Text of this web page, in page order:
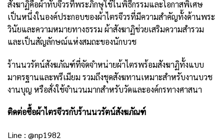
สังฆาฏิคือผ้าทับจีวรที่พระภิกษุใช้ในพิธีกรรมและโอกาสพิเศษ
เป็นหนึ่งในองค์ประกอบของผ้าไตรจีวรที่มีความสำคัญทั้งด้านพระ
วินัยและความหมายทางธรรม ผ้าสังฆาฏิช่วยเสริมความสำรวม
และเป็นสัญลักษณ์แห่งสมถะของนักบวช
ร้านนวรัตน์สังฆภัณฑ์ที่จัดจำหน่ายผ้าไตรพร้อมสังฆาฏิทั้งแบบ
มาตรฐานและพรีเมียม รวมถึงชุดสังฆทานเหมาะสำหรับงานบวช
งานบุญ หรือสั่งใช้จำนวนมากสำหรับวัดและองค์กรทางศาสนา
ติดต่อซื้อผ้าไตรจีวรกับร้านนวรัตน์สังฆภัณฑ์
Line : @np1982